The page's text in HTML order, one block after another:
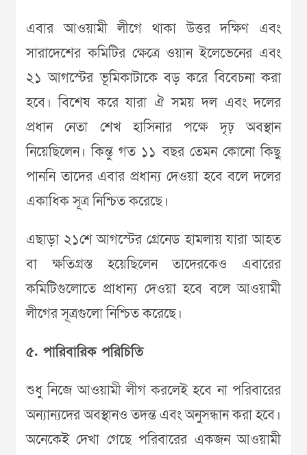
এবার আওয়ামী লীগে থাকা উত্তর দক্ষিণ এবং
সারাদেশের কমিটির ক্ষেত্রে ওয়ান ইলেভেনের এবং
২১ আগস্টের ভূমিকাটাকে বড় করে বিবেচনা করা
হবে। বিশেষ করে যারা ঐ সময় দল এবং দলের
প্রধান নেতা শেখ হাসিনার পক্ষে দৃঢ় অবস্থান
নিয়েছিলেন। কিন্তু গত ১১ বছর তেমন কোনো কিছু
পাননি তাদের এবার প্রধান্য দেওয়া হবে বলে দলের
একাধিক সূত্র নিশ্চিত করেছে।
এছাড়া ২১শে আগস্টের গ্রেনেড হামলায় যারা আহত
বা ক্ষতিগ্রস্ত হয়েছিলেন তাদেরকেও এবারের
কমিটিগুলোতে প্রাধান্য দেওয়া হবে বলে আওয়ামী
লীগের সূত্রগুলো নিশ্চিত করেছে।
৫. পারিবারিক পরিচিতি
শুধু নিজে আওয়ামী লীগ করলেই হবে না পরিবারের
অন্যান্যদের অবস্থানও তদন্ত এবং অনুসন্ধান করা হবে।
অনেকেই দেখা গেছে পরিবারের একজন আওয়ামী